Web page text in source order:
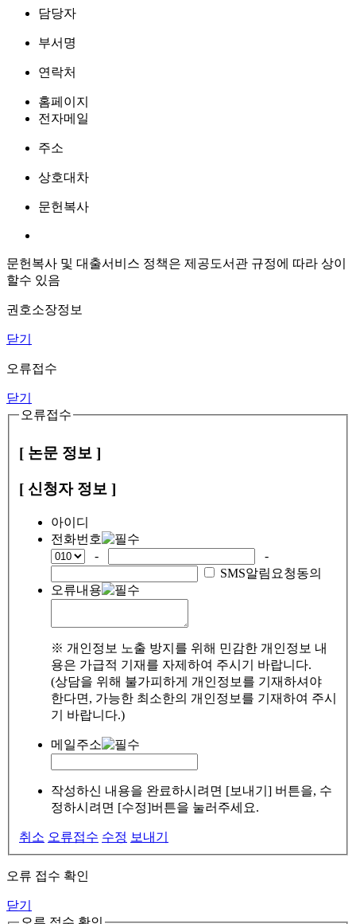
담당자
부서명
연락처
홈페이지
전자메일
주소
상호대차
문헌복사
문헌복사 및 대출서비스 정책은 제공도서관 규정에 따라 상이
할수 있음
권호소장정보
닫기
오류접수
닫기
오류접수
[ 논문 정보 ]
[ 신청자 정보 ]
아이디
전화번호
-
-
SMS알림요청동의
오류내용
※ 개인정보 노출 방지를 위해 민감한 개인정보 내
용은 가급적 기재를 자제하여 주시기 바랍니다.
(상담을 위해 불가피하게 개인정보를 기재하셔야
한다면, 가능한 최소한의 개인정보를 기재하여 주시
기 바랍니다.)
메일주소
작성하신 내용을 완료하시려면 [보내기] 버튼을, 수
정하시려면 [수정]버튼을 눌러주세요.
취소 오류접수 수정 보내기
오류 접수 확인
닫기